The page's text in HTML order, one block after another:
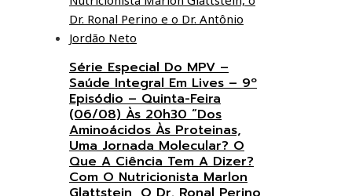
Série Especial Do MPV –
Saúde Integral Em Lives – 9º
Episódio – Quinta-Feira
(06/08) Às 20h30 “Dos
Aminoácidos Às Proteinas,
Uma Jornada Molecular? O
Que A Ciência Tem A Dizer?
Com O Nutricionista Marlon